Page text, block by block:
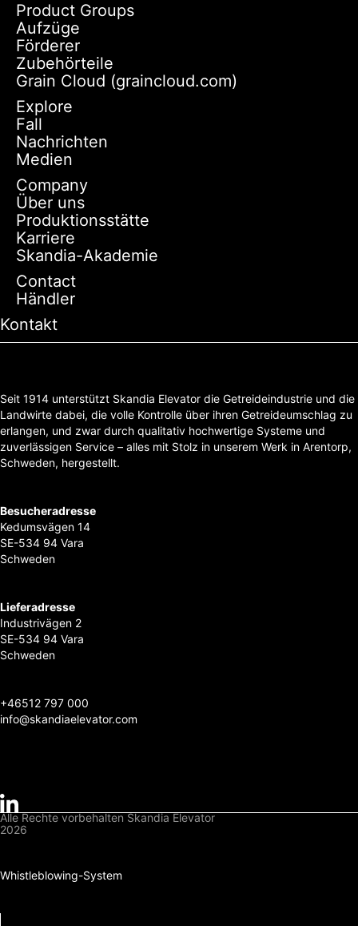
Product Groups
Aufzüge
Förderer
Zubehörteile
Grain Cloud (graincloud.com)
Explore
Fall
Nachrichten
Medien
Company
Über uns
Produktionsstätte
Karriere
Skandia-Akademie
Contact
Händler
Kontakt
Seit 1914 unterstützt Skandia Elevator die Getreideindustrie und die
Landwirte dabei, die volle Kontrolle über ihren Getreideumschlag zu
erlangen, und zwar durch qualitativ hochwertige Systeme und
zuverlässigen Service – alles mit Stolz in unserem Werk in Arentorp,
Schweden, hergestellt.
Besucheradresse
Kedumsvägen 14
SE-534 94 Vara
Schweden
Lieferadresse
Industrivägen 2
SE-534 94 Vara
Schweden
+46512 797 000
info@skandiaelevator.com
Alle Rechte vorbehalten Skandia Elevator
2026
Whistleblowing-System